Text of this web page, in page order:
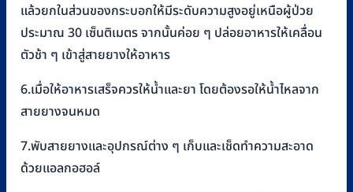
แล้วยกในส่วนของกระบอกให้มีระดับความสูงอยู่เหนือผู้ป่วย
ประมาณ 30 เซ็นติเมตร จากนั้นค่อย ๆ ปล่อยอาหารให้เคลื่อน
ตัวช้า ๆ เข้าสู่สายยางให้อาหาร
6.เมื่อให้อาหารเสร็จควรให้น้ำและยา โดยต้องรอให้น้ำไหลจาก
สายยางจนหมด
7.พับสายยางและอุปกรณ์ต่าง ๆ เก็บและเช็ดทำความสะอาด
ด้วยแอลกอฮอล์